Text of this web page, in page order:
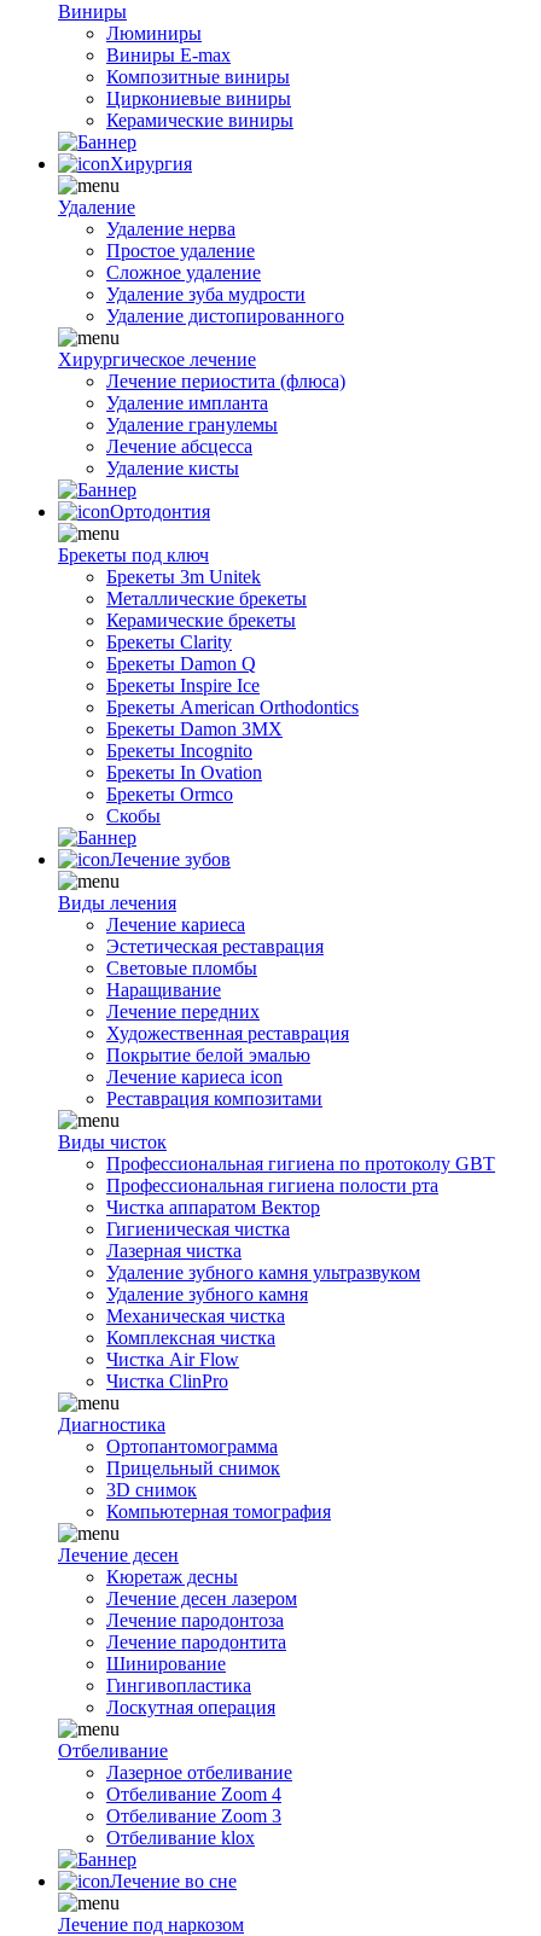
Виниры
Люминиры
Виниры E-max
Композитные виниры
Циркониевые виниры
Керамические виниры
Хирургия
Удаление
Удаление нерва
Простое удаление
Сложное удаление
Удаление зуба мудрости
Удаление дистопированного
Хирургическое лечение
Лечение периостита (флюса)
Удаление импланта
Удаление гранулемы
Лечение абсцесса
Удаление кисты
Ортодонтия
Брекеты под ключ
Брекеты 3m Unitek
Металлические брекеты
Керамические брекеты
Брекеты Clarity
Брекеты Damon Q
Брекеты Inspire Ice
Брекеты American Orthodontics
Брекеты Damon 3MX
Брекеты Incognito
Брекеты In Ovation
Брекеты Ormco
Скобы
Лечение зубов
Виды лечения
Лечение кариеса
Эстетическая реставрация
Световые пломбы
Наращивание
Лечение передних
Художественная реставрация
Покрытие белой эмалью
Лечение кариеса icon
Реставрация композитами
Виды чисток
Профессиональная гигиена по протоколу GBT
Профессиональная гигиена полости рта
Чистка аппаратом Вектор
Гигиеническая чистка
Лазерная чистка
Удаление зубного камня ультразвуком
Удаление зубного камня
Механическая чистка
Комплексная чистка
Чистка Air Flow
Чистка ClinPro
Диагностика
Ортопантомограмма
Прицельный снимок
3D снимок
Компьютерная томография
Лечение десен
Кюретаж десны
Лечение десен лазером
Лечение пародонтоза
Лечение пародонтита
Шинирование
Гингивопластика
Лоскутная операция
Отбеливание
Лазерное отбеливание
Отбеливание Zoom 4
Отбеливание Zoom 3
Отбеливание klox
Лечение во сне
Лечение под наркозом